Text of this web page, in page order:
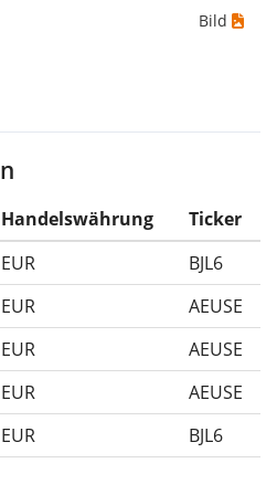
für ETFs beinhalten
Bild
Handelswährung
Ticker
EUR
BJL6
EUR
AEUSE
EUR
AEUSE
EUR
AEUSE
EUR BJL6